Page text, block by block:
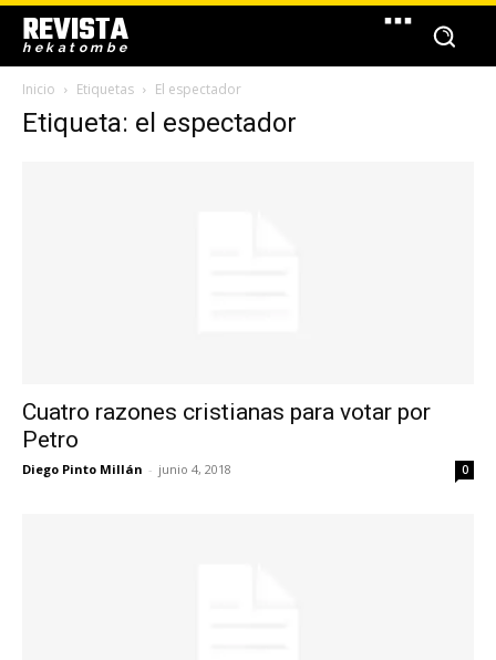
REVISTA
hekatombe
Inicio Etiquetas El espectador
Etiqueta: el espectador
Cuatro razones cristianas para votar por
Petro
Diego Pinto Millán - junio 4, 2018 0